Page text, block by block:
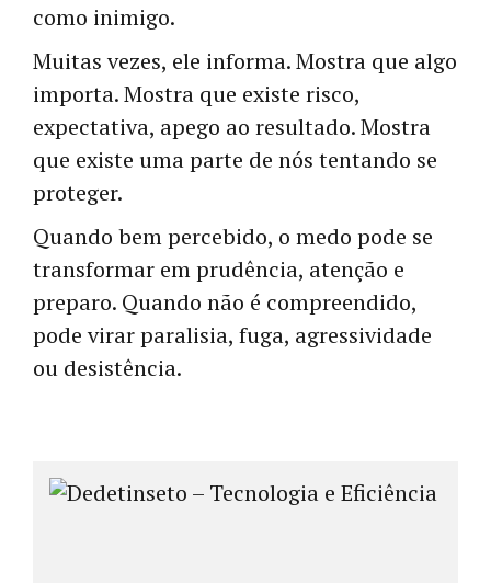
como inimigo.
Muitas vezes, ele informa. Mostra que algo
importa. Mostra que existe risco,
expectativa, apego ao resultado. Mostra
que existe uma parte de nós tentando se
proteger.
Quando bem percebido, o medo pode se
transformar em prudência, atenção e
preparo. Quando não é compreendido,
pode virar paralisia, fuga, agressividade
ou desistência.